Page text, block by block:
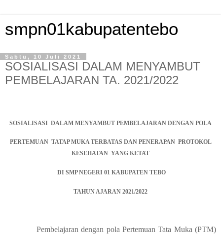
smpn01kabupatentebo
Sabtu, 10 Juli 2021
SOSIALISASI DALAM MENYAMBUT
PEMBELAJARAN TA. 2021/2022
SOSIALISASI DALAM MENYAMBUT PEMBELAJARAN DENGAN POLA
PERTEMUAN TATAP MUKA TERBATAS DAN PENERAPAN PROTOKOL
KESEHATAN YANG KETAT
DI SMP NEGERI 01 KABUPATEN TEBO
TAHUN AJARAN 2021/2022
Pembelajaran dengan pola Pertemuan Tata Muka (PTM)